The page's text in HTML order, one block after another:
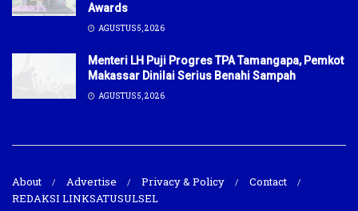
Awards
AGUSTUS 5, 2026
Menteri LH Puji Progres TPA Tamangapa, Pemkot
Makassar Dinilai Serius Benahi Sampah
AGUSTUS 5, 2026
About Advertise Privacy & Policy
Contact
REDAKSI LINKSATUSULSEL